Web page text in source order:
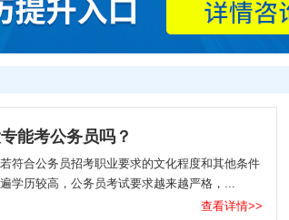
能考公务员吗？
符合公务员招考职业要求的文化程度和其他条件
学历较高，公务员考试要求越来越严格，...
查看详情>>